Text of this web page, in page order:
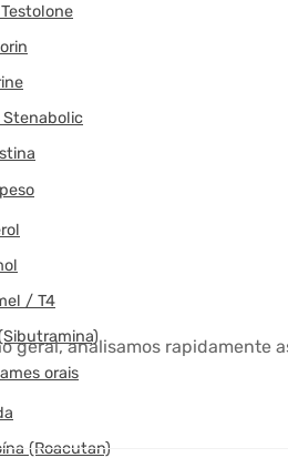
/ T4
orais
(Roacutan)
geral, analisamos rapidamente